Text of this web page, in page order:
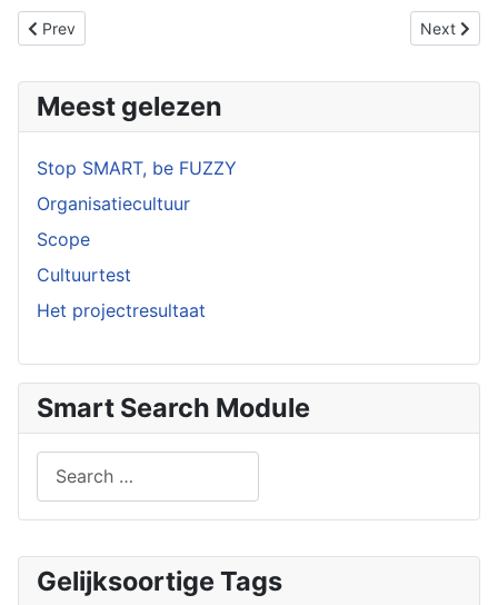
Gelijksoortige Tags
Previous article: Onwetendheid hoger management
Prev Next
Next
Meest gelezen
Stop SMART, be FUZZY
Organisatiecultuur
Scope
Cultuurtest
Het projectresultaat
Smart Search Module